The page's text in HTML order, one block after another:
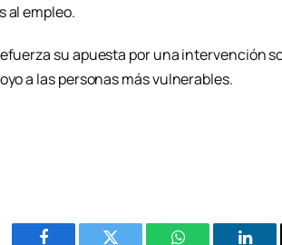
al empleo.
su apuesta por una intervención
a las personas más vulnerables.